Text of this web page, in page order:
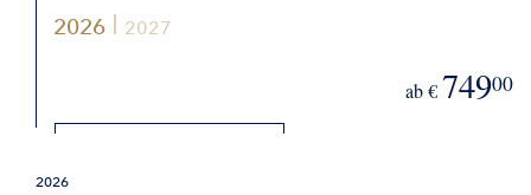
2026 2027
ab €74900
2026